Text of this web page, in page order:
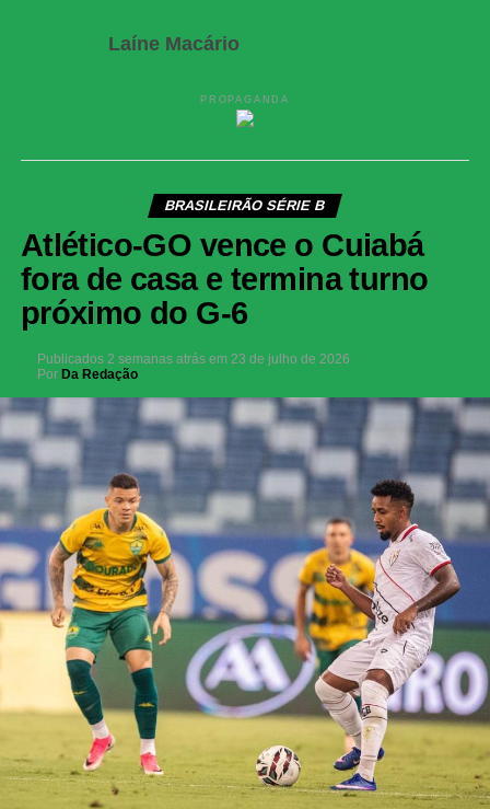
Laíne Macário
PROPAGANDA
BRASILEIRÃO SÉRIE B
Atlético-GO vence o Cuiabá
fora de casa e termina turno
próximo do G-6
Publicados 2 semanas atrás em 23 de julho de 2026
Por Da Redação